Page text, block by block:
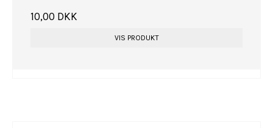
10,00 DKK
VIS PRODUKT